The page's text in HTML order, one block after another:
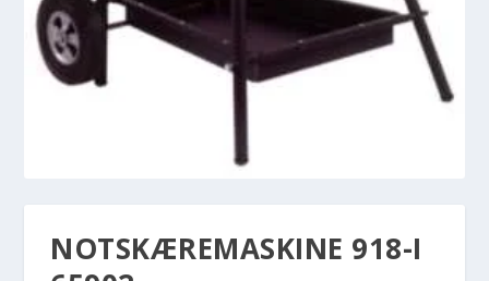
NOTSKÆREMASKINE 918-I